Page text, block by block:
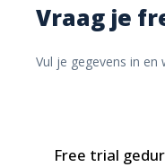
nauwkeurig
Vraag je
Vul je gegevens in
Free trial